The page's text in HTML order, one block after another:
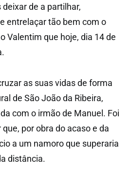
de a partilhar,
entrelaçar tão bem com o
Valentim que hoje, dia 14 de
as suas vidas de forma
de São João da Ribeira,
com o irmão de Manuel. Foi
por obra do acaso e da
a um namoro que superaria
distância.